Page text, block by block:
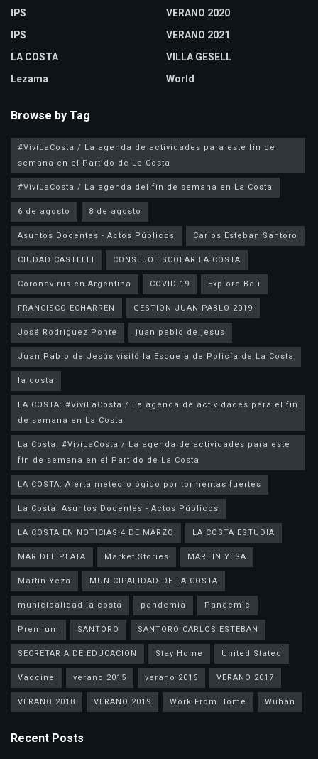
IPS
IPS
LA COSTA
Lezama
VERANO 2020
VERANO 2021
VILLA GESELL
World
Browse by Tag
#VivíLaCosta / La agenda de actividades para este fin de
semana en el Partido de La Costa
#VivíLaCosta / La agenda del fin de semana en La Costa
6 de agosto
8 de agosto
Asuntos Docentes - Actos Públicos
Carlos Esteban Santoro
CIUDAD CASTELLI
CONSEJO ESCOLAR LA COSTA
Coronavirus en Argentina
COVID-19
Explore Bali
FRANCISCO ECHARREN
GESTION JUAN PABLO 2019
José Rodríguez Ponte
juan pablo de jesus
la costa
LA COSTA: #VivíLaCosta / La agenda de actividades para el fin
de semana en La Costa
La Costa: #VivíLaCosta / La agenda de actividades para este
fin de semana en el Partido de La Costa
LA COSTA: Alerta meteorológico por tormentas fuertes
La Costa: Asuntos Docentes - Actos Públicos
LA COSTA EN NOTICIAS 4 DE MARZO
LA COSTA ESTUDIA
MAR DEL PLATA
Market Stories
MARTIN YESA
Martín Yeza
MUNICIPALIDAD DE LA COSTA
municipalidad la costa
pandemia
Pandemic
Premium
SANTORO
SANTORO CARLOS ESTEBAN
SECRETARIA DE EDUCACION
Stay Home
United Stated
Vaccine
verano 2015 verano 2016
VERANO 2017
VERANO 2018
VERANO 2019 Work From Home Wuhan
Recent Posts